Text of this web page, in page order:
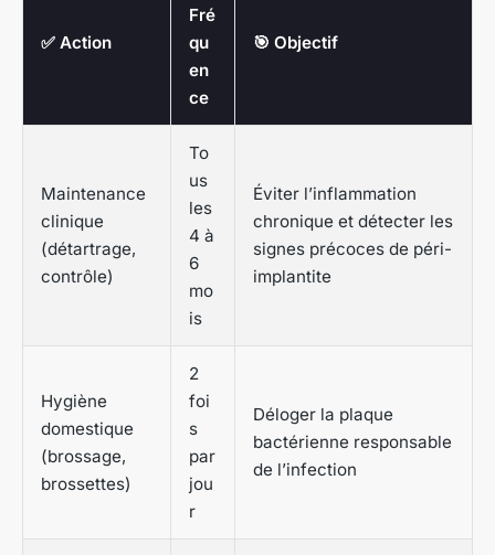
✅ Action
Fré
qu
en
ce
🎯 Objectif
Maintenance
clinique
(détartrage,
contrôle)
To
us
les
4 à
6
mo
is
Éviter l’inflammation
chronique et détecter les
signes précoces de péri-
implantite
Hygiène
domestique
(brossage,
brossettes)
2
foi
s
par
jou
r
Déloger la plaque
bactérienne responsable
de l’infection